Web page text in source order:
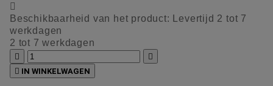

Beschikbaarheid van het product:
Levertijd 2 tot 7
werkdagen
2 tot 7 werkdagen


 IN WINKELWAGEN